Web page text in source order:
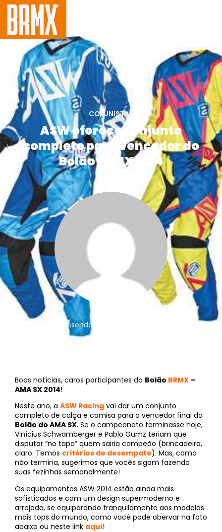
COLUNISTAS
ASW oferece conjunto
completo para vencedor do
Bolão BRMX 2014
Christine Wesendonk
Boas notícias, caros participantes do Bolão BRMX –
AMA SX 2014!
Neste ano, a ASW Racing vai dar um conjunto
completo de calça e camisa para o vencedor final do
Bolão do AMA SX. Se o campeonato terminasse hoje,
Vinícius Schwamberger e Pablo Gumz teriam que
disputar “no tapa” quem sairia campeão (brincadeira,
claro. Temos critérios de desempate). Mas, como
não termina, sugerimos que vocês sigam fazendo
suas fezinhas semanalmente!
Os equipamentos ASW 2014 estão ainda mais
sofisticados e com um design supermoderno e
arrojado, se equiparando tranquilamente aos modelos
mais tops do mundo, como você pode obervar na foto
abaixo ou neste link aqui!